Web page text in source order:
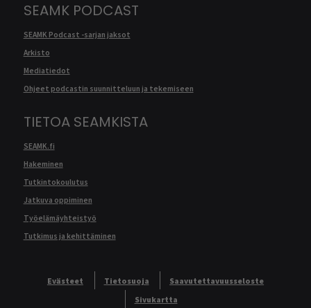
SEAMK PODCAST
SEAMK Podcast -sarjan jaksot
Arkisto
Mediatiedot
Ohjeet podcastin suunnitteluun ja tekemiseen
TIETOA SEAMKISTA
SEAMK.fi
Hakeminen
Tutkintokoulutus
Jatkuva oppiminen
Työelämäyhteistyö
Tutkimus ja kehittäminen
Evästeet Tietosuoja
Saavutettavuusseloste
Sivukartta